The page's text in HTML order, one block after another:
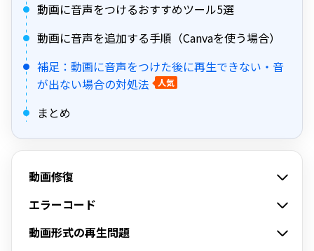
動画に音声をつけるおすすめツール5選
動画に音声を追加する手順（Canvaを使う場合）
補足：動画に音声をつけた後に再生できない・音
が出ない場合の対処法
人気
まとめ
動画修復
エラーコード
動画形式の再生問題